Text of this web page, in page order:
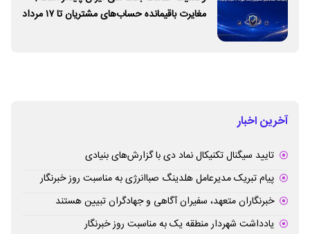
مغایرت‌ باقیمانده حساب‌های مشتریان تا ۱۷ مرداد
آخرین اخبار
تایید سیگنال تکنیکال نماد دی با گزارش‌های بنیادی
پیام تبریک مدیرعامل هلدینگ صباانرژی به مناسبت روز خبرنگار
خبرنگاران متعهد، سفیران آگاهی و جهادگران تبیین هستند
یادداشت شهردار منطقه یک به مناسبت روز خبرنگار